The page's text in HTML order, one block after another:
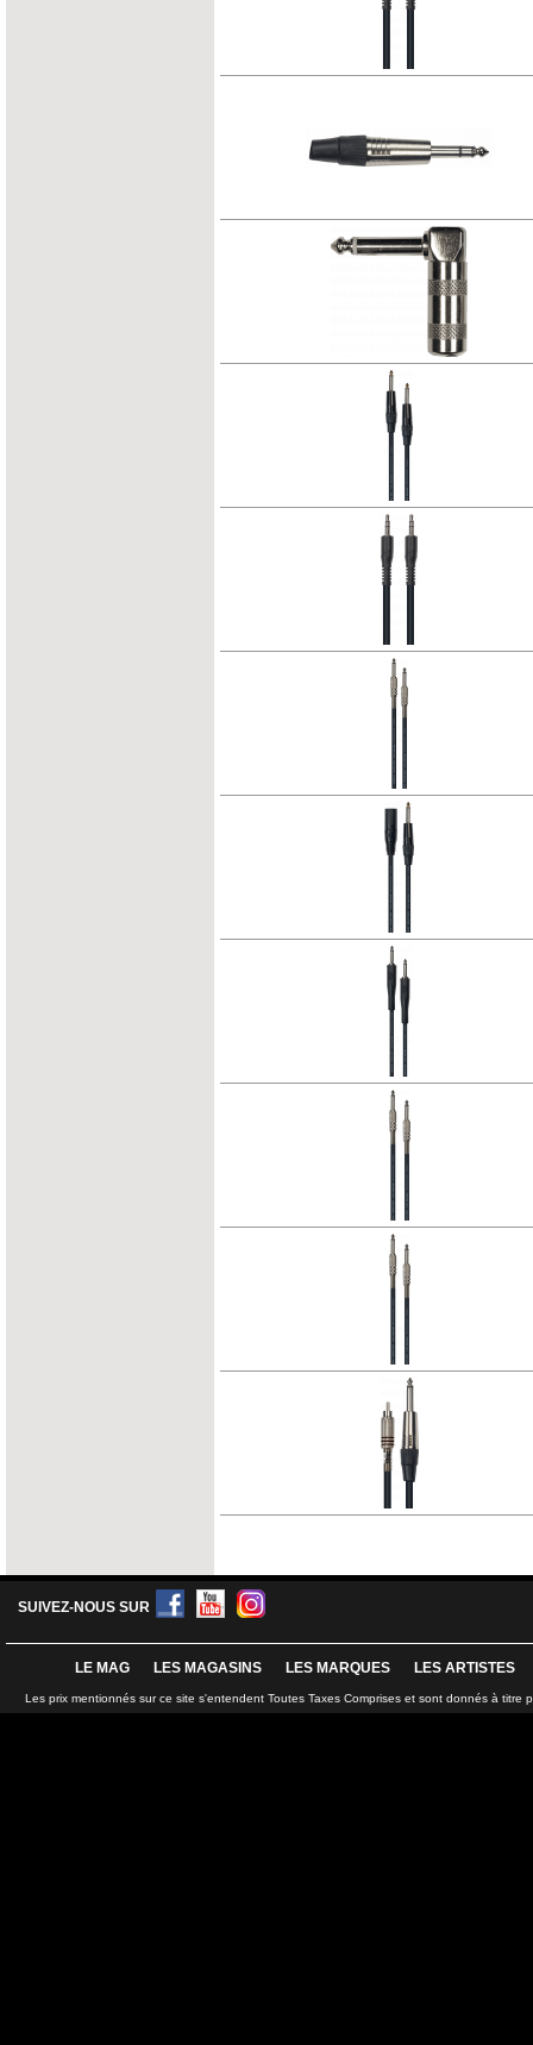
SUIVEZ-NOUS SUR
LE MAG LES MAGASINS LES MARQUES LES ARTISTES
Les prix mentionnés sur ce site s'entendent Toutes Taxes Comprises et sont donnés à